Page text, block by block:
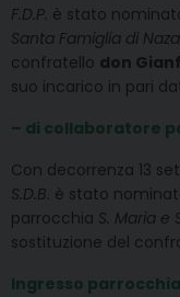
F.D.P. è stato
Santa Famiglia di
confratello don
suo incarico in pari
– di collaboratore
Con decorrenza 13
S.D.B. è stato
parrocchia S. Maria e
sostituzione del
Ingresso